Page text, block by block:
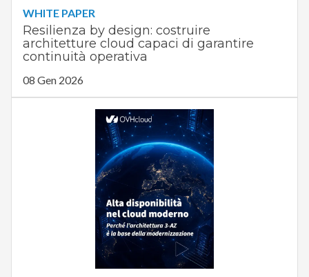
WHITE PAPER
Resilienza by design: costruire
architetture cloud capaci di garantire
continuità operativa
08 Gen 2026